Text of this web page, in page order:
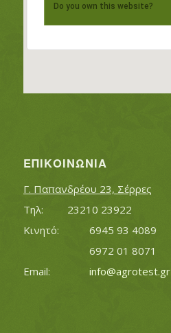
Do you own this website?
ΕΠΙΚΟΙΝΩΝΊΑ
Γ. Παπανδρέου 23, Σέρρες
Τηλ:		23210 23922
Κινητό:		6945 93 4089
			6972 01 8071
info@agrotest.gr